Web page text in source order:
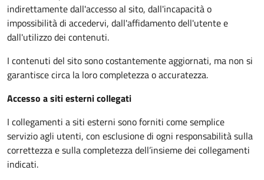
indirettamente dall'accesso al sito, dall'incapacità o
impossibilità di accedervi, dall'affidamento dell'utente e
dall'utilizzo dei contenuti.
I contenuti del sito sono costantemente aggiornati, ma non si
garantisce circa la loro completezza o accuratezza.
Accesso a siti esterni collegati
I collegamenti a siti esterni sono forniti come semplice
servizio agli utenti, con esclusione di ogni responsabilità sulla
correttezza e sulla completezza dell’insieme dei collegamenti
indicati.